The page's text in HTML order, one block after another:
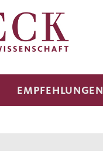
EMPFEHLUNGEN